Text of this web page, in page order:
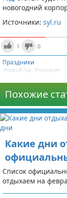
новогодний
Источники: syl.ru
1 0
Праздники
#новый год , #праздник
Похожие
Какие дни
Список
отдыхаем на